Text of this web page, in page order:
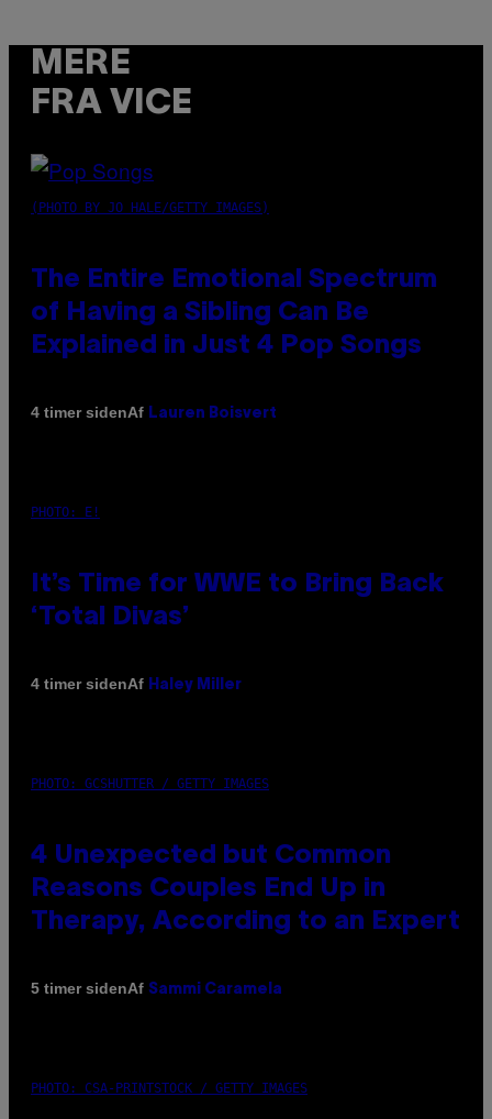
MERE
FRA VICE
(PHOTO BY JO HALE/GETTY IMAGES)
The Entire Emotional Spectrum
of Having a Sibling Can Be
Explained in Just 4 Pop Songs
4 timer sidenAf Lauren Boisvert
PHOTO: E!
It’s Time for WWE to Bring Back
‘Total Divas’
4 timer sidenAf Haley Miller
PHOTO: GCSHUTTER / GETTY IMAGES
4 Unexpected but Common
Reasons Couples End Up in
Therapy, According to an Expert
5 timer sidenAf Sammi Caramela
PHOTO: CSA-PRINTSTOCK / GETTY IMAGES